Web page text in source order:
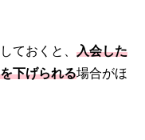
ておくと、 入会した
下げられる場合がほ